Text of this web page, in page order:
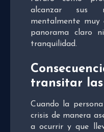
alcanzar sus
mentalmente
panorama claro
tranquilidad.
transitar las
Cuando la
crisis de manera
a ocurrir y que